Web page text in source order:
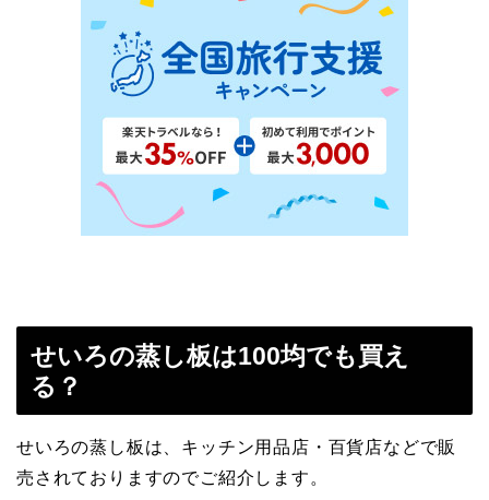
せいろの蒸し板は100均でも買え
る？
せいろの蒸し板は、キッチン用品店・百貨店などで販
売されておりますのでご紹介します。